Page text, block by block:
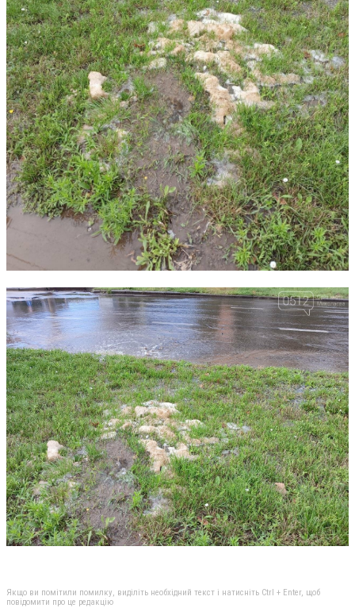
Якщо ви помітили помилку, виділіть необхідний текст і натисніть Ctrl + Enter, щоб
повідомити про це редакцію